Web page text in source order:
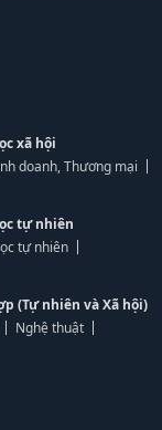
xã hội
doanh, Thương mại
tự nhiên
tự nhiên
(Tự nhiên và Xã hội)
Nghệ thuật